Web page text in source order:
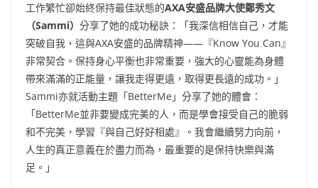
工作繁忙卻始終保持最佳狀態的AXA安盛品牌大使鄭秀文
（Sammi） 分享了她的成功秘訣：「我深信相信自己，才能
突破自我，這與AXA安盛的品牌精神——『Know You Can』
非常契合。保持身心平衡也非常重要，強大的心靈能為身體
帶來滿滿的正能量，讓我走得更遠，取得更長遠的成功。」
Sammi亦就活動主題「BetterMe」分享了她的體會：
「BetterMe並非要變成完美的人，而是學會接受自己的脆弱
和不完美，學習『與自己好好相處』。我會繼續努力向前，
人生的真正意義在於盡力而為，最重要的是保持快樂與滿
足。」